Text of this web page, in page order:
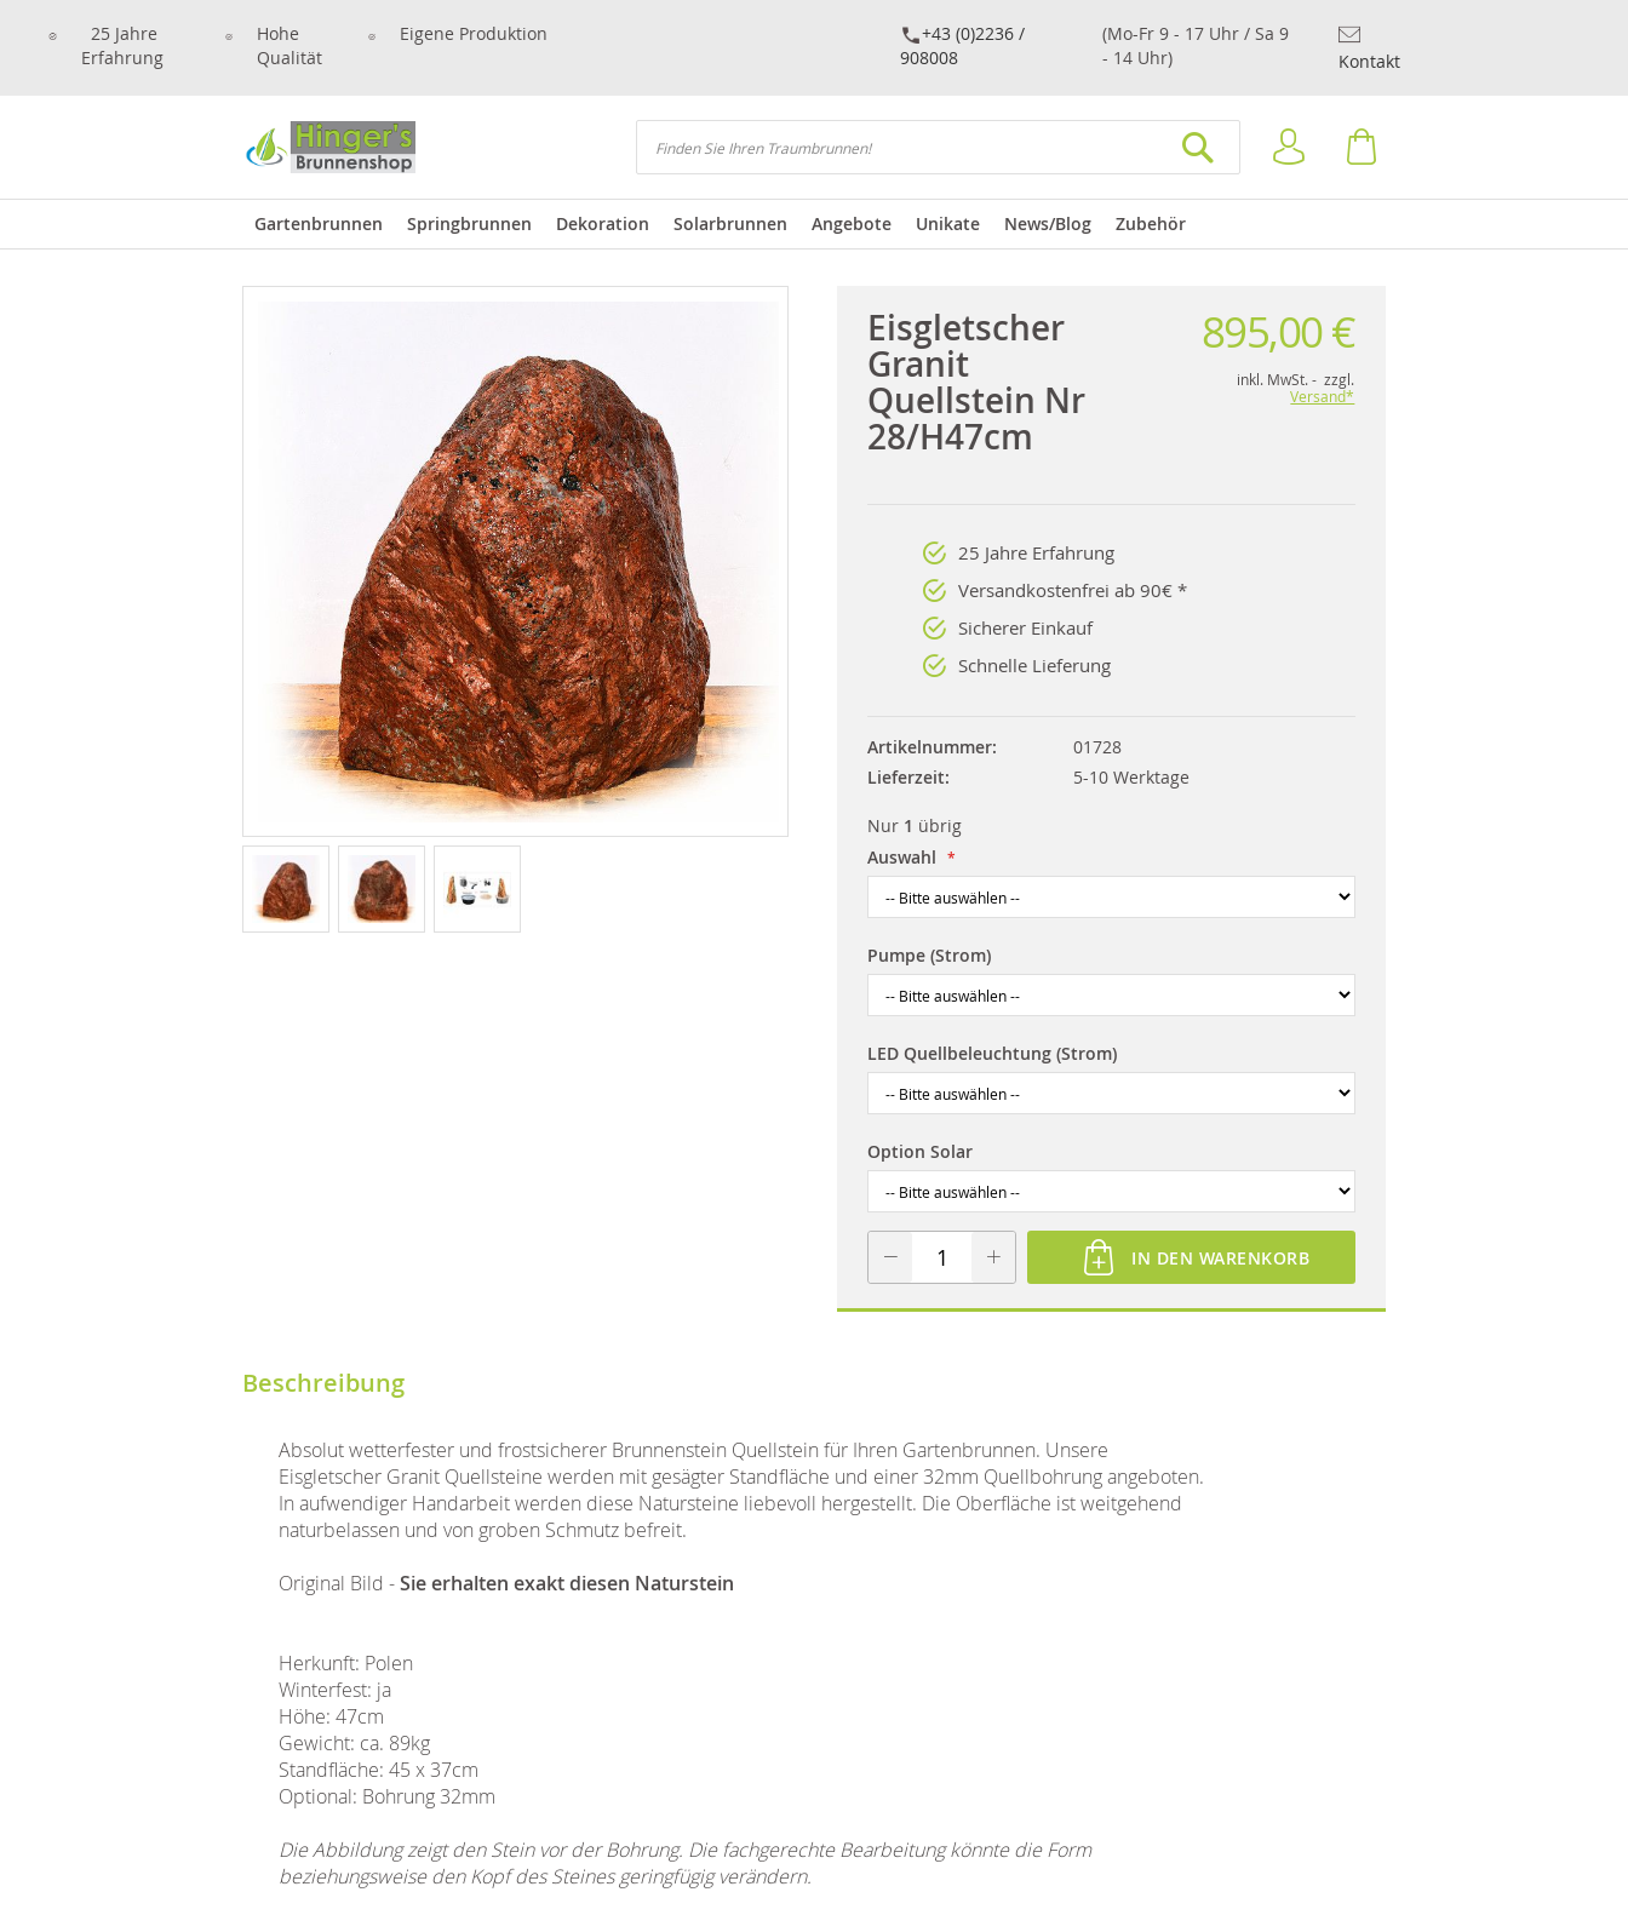
25 Jahre
Erfahrung
Hohe
Qualität
Eigene Produktion
+43 (0)2236 /
908008
(Mo-Fr 9 - 17 Uhr / Sa 9
- 14 Uhr)
Kontakt
Suchen
Anmelden
Gartenbrunnen Springbrunnen Dekoration Solarbrunnen Angebote Unikate News/Blog Zubehör
Eisgletscher
Granit
Quellstein Nr
28/H47cm
895,00 €
inkl. MwSt. - zzgl.
Versand*
25 Jahre Erfahrung
Versandkostenfrei ab 90€ *
Sicherer Einkauf
Schnelle Lieferung
Artikelnummer
01728
Lieferzeit
5-10 Werktage
Nur 1 übrig
Auswahl
Pumpe (Strom)
LED Quellbeleuchtung (Strom)
Option Solar
IN DEN WARENKORB
Beschreibung
Absolut wetterfester und frostsicherer Brunnenstein Quellstein für Ihren Gartenbrunnen. Unsere
Eisgletscher Granit Quellsteine werden mit gesägter Standfläche und einer 32mm Quellbohrung angeboten.
In aufwendiger Handarbeit werden diese Natursteine liebevoll hergestellt. Die Oberfläche ist weitgehend
naturbelassen und von groben Schmutz befreit.
Original Bild -Sie erhalten exakt diesen Naturstein
Herkunft: Polen
Winterfest: ja
Höhe: 47cm
Gewicht: ca. 89kg
Standfläche: 45 x 37cm
Optional: Bohrung 32mm
Die Abbildung zeigt den Stein vor der Bohrung. Die fachgerechte Bearbeitung könnte die Form
beziehungsweise den Kopf des Steines geringfügig verändern.